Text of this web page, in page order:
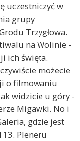
uczestniczyć w
grupy
Trzygłowa.
na Wolinie -
ich święta.
możecie
o filmowaniu
widzicie u góry -
Migawki. No i
gdzie jest
Pleneru